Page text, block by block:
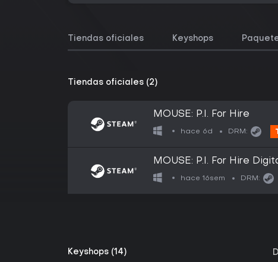
Tiendas oficiales Keyshops
Tiendas oficiales (2)
MOUSE: P.I. For Hire
hace 6d DRM:
MOUSE: P.I. For Hire
hace 16sem DRM:
Keyshops (14)